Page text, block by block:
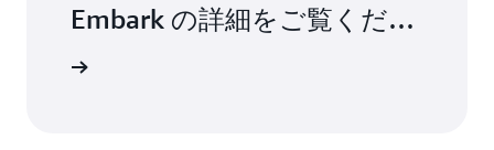
Embark の詳細をご覧くださ
い。